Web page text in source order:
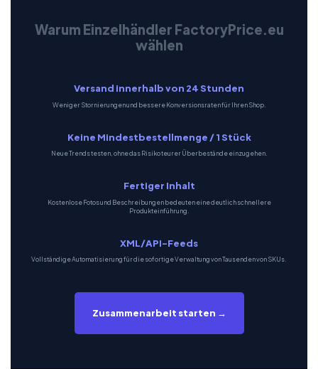
Warum Einzelhändler FactoryPrice.eu
wählen
Versand innerhalb von 24 Stunden
Weniger Stornierungen und bessere Konversionsraten für Ihren Shop.
Keine Mindestbestellmenge / 1 Stück
Neue Trends testen, ohne das Risiko teurer Überbestände einzugehen.
Fertiger Inhalt
Kostenlose Fotos und Beschreibungen bedeuten eine deutlich schnellere
Produkteinführung.
XML/API-Feeds
Vollständige Automatisierung für die sofortige Verwaltung von Tausenden von SKUs.
Zusammenarbeit starten →